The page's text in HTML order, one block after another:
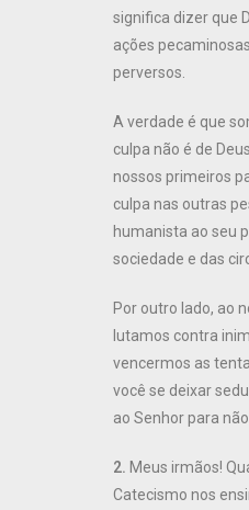
significa dizer que
ações
perversos.
A verdade é que
culpa não é de
nossos primeiros
culpa nas outras
humanista ao seu
sociedade e das
Por outro lado, ao
lutamos contra
vencermos as
você se deixar
ao Senhor para
2. Meus irmãos!
Catecismo nos